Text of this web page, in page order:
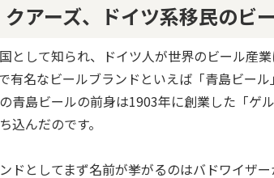
アーズ、ドイツ系移民のビ
として知られ、ドイツ人が世界のビール産
有名なビールブランドといえば「青島ビー
青島ビールの前身は1903年に創業した「ゲ
込んだのです。
ドとしてまず名前が挙がるのはバドワイザ